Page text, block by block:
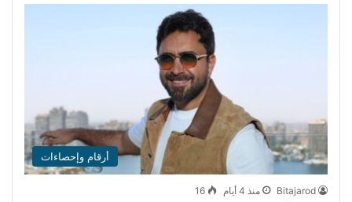
أرقام وإحصاءات
Bitajarod منذ 4 أيام 16